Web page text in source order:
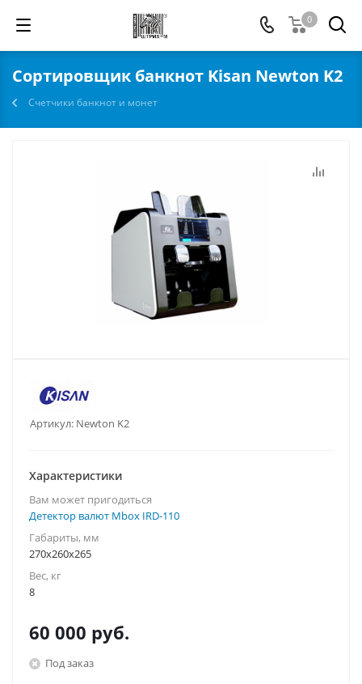
0
Сортировщик банкнот Kisan Newton K2
Счетчики банкнот и монет
Артикул: Newton K2
Характеристики
Вам может пригодиться
Детектор валют Mbox IRD-110
Габариты, мм
270x260x265
Вес, кг
8
60 000 руб.
Под заказ